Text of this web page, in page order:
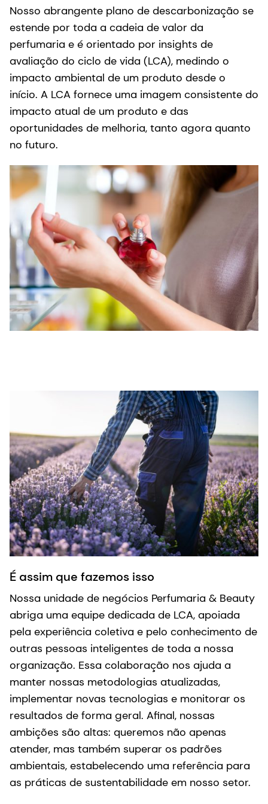
Nosso abrangente plano de descarbonização se
estende por toda a cadeia de valor da
perfumaria e é orientado por insights de
avaliação do ciclo de vida (LCA), medindo o
impacto ambiental de um produto desde o
início. A LCA fornece uma imagem consistente do
impacto atual de um produto e das
oportunidades de melhoria, tanto agora quanto
no futuro.
É assim que fazemos isso
Nossa unidade de negócios Perfumaria & Beauty
abriga uma equipe dedicada de LCA, apoiada
pela experiência coletiva e pelo conhecimento de
outras pessoas inteligentes de toda a nossa
organização. Essa colaboração nos ajuda a
manter nossas metodologias atualizadas,
implementar novas tecnologias e monitorar os
resultados de forma geral. Afinal, nossas
ambições são altas: queremos não apenas
atender, mas também superar os padrões
ambientais, estabelecendo uma referência para
as práticas de sustentabilidade em nosso setor.